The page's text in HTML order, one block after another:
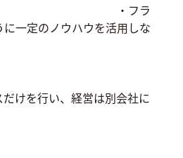
ラ
一定のノウハウを活用しな
を行い、経営は別会社に